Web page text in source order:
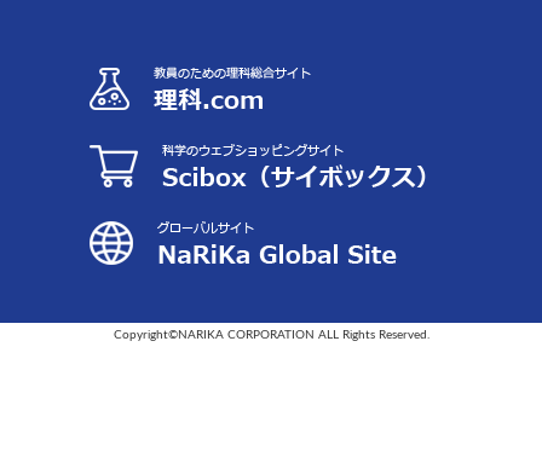
Copyright©NARIKA CORPORATION ALL Rights Reserved.